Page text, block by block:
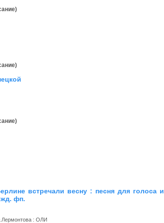
встречали весну : песня для голоса и
фп.
: ОЛИ